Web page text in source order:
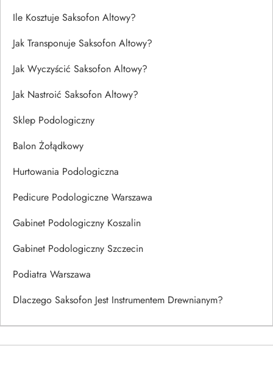
Ile Kosztuje Saksofon Altowy?
Jak Transponuje Saksofon Altowy?
Jak Wyczyścić Saksofon Altowy?
Jak Nastroić Saksofon Altowy?
Sklep Podologiczny
Balon Żołądkowy
Hurtowania Podologiczna
Pedicure Podologiczne Warszawa
Gabinet Podologiczny Koszalin
Gabinet Podologiczny Szczecin
Podiatra Warszawa
Dlaczego Saksofon Jest Instrumentem Drewnianym?